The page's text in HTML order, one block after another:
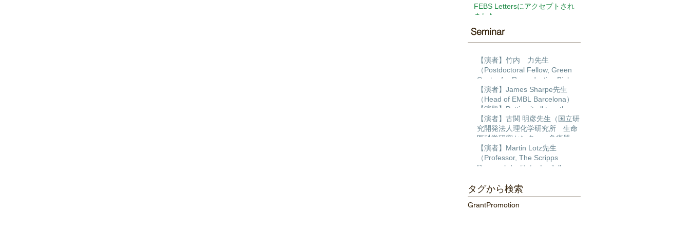
FEBS Lettersにアクセプトされ
ました
Seminar​
【演者】竹内 力先生
（Postdoctoral Fellow, Green
Center for Reproductive Biology
Sciences, University of Texas
Southwestern ）【演題】
Transcription factor regulatory
networks during human cardiac
differentiation
【演者】James Sharpe先生
（Head of EMBL Barcelona）
【演題】Putting it all together:
Building a 4D multiscale model
of limb development
【演者】古関 明彦先生（国立研
究開発法人理化学研究所 生命
医科学研究センター 免疫器官
形成研究チーム チームディレ
クター）【演題】ポリコム群の
発生過程とDNA損傷修復におけ
【演者】Martin Lotz先生
（Professor, The Scripps
Research Institute, La Jolla,
DIMENSIONAL ANALYSIS OF
THE HUMAN KNEE AS AN
ORGAN TO DISCOVER
タグから検索
GrantPromotion